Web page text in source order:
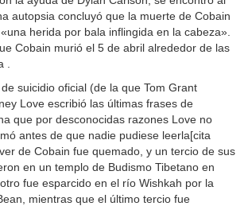
autopsia concluyó que la muerte de Cobain
herida por bala inflingida en la cabeza».
Cobain murió el 5 de abril alrededor de las
suicidio oficial (de la que Tom Grant
Love escribió las últimas frases de
que por desconocidas razones Love no
antes de que nadie pudiese leerla[cita
de Cobain fue quemado, y un tercio de sus
en un templo de Budismo Tibetano en
fue esparcido en el río Wishkah por la
mientras que el último tercio fue